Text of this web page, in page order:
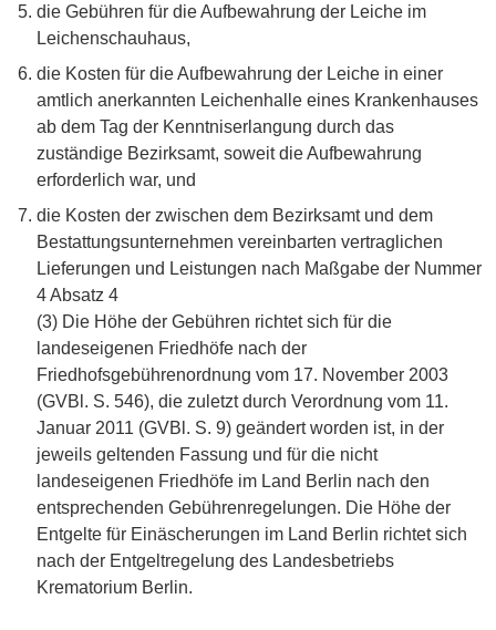
die Gebühren für die Aufbewahrung der Leiche im
Leichenschauhaus,
die Kosten für die Aufbewahrung der Leiche in einer
amtlich anerkannten Leichenhalle eines Krankenhauses
ab dem Tag der Kenntniserlangung durch das
zuständige Bezirksamt, soweit die Aufbewahrung
erforderlich war, und
die Kosten der zwischen dem Bezirksamt und dem
Bestattungsunternehmen vereinbarten vertraglichen
Lieferungen und Leistungen nach Maßgabe der Nummer
4 Absatz 4
(3) Die Höhe der Gebühren richtet sich für die
landeseigenen Friedhöfe nach der
Friedhofsgebührenordnung vom 17. November 2003
(GVBl. S. 546), die zuletzt durch Verordnung vom 11.
Januar 2011 (GVBl. S. 9) geändert worden ist, in der
jeweils geltenden Fassung und für die nicht
landeseigenen Friedhöfe im Land Berlin nach den
entsprechenden Gebührenregelungen. Die Höhe der
Entgelte für Einäscherungen im Land Berlin richtet sich
nach der Entgeltregelung des Landesbetriebs
Krematorium Berlin.